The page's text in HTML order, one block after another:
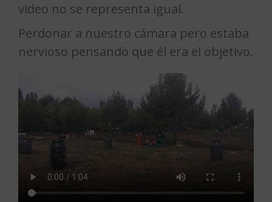
video no se representa igual.
Perdonar a nuestro cámara pero estaba
nervioso pensando que él era el objetivo.